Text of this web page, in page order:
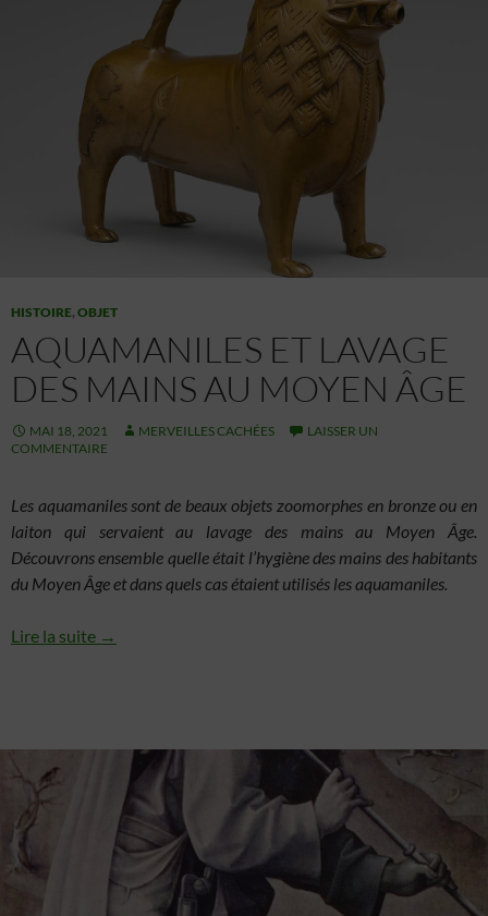
HISTOIRE, OBJET
AQUAMANILES ET LAVAGE
DES MAINS AU MOYEN ÂGE
MAI 18, 2021 MERVEILLES CACHÉES
LAISSER UN
COMMENTAIRE
Les aquamaniles sont de beaux objets zoomorphes en bronze ou en
laiton qui servaient au lavage des mains au Moyen Âge.
Découvrons ensemble quelle était l’hygiène des mains des habitants
du Moyen Âge et dans quels cas étaient utilisés les aquamaniles.
Lire la suite →